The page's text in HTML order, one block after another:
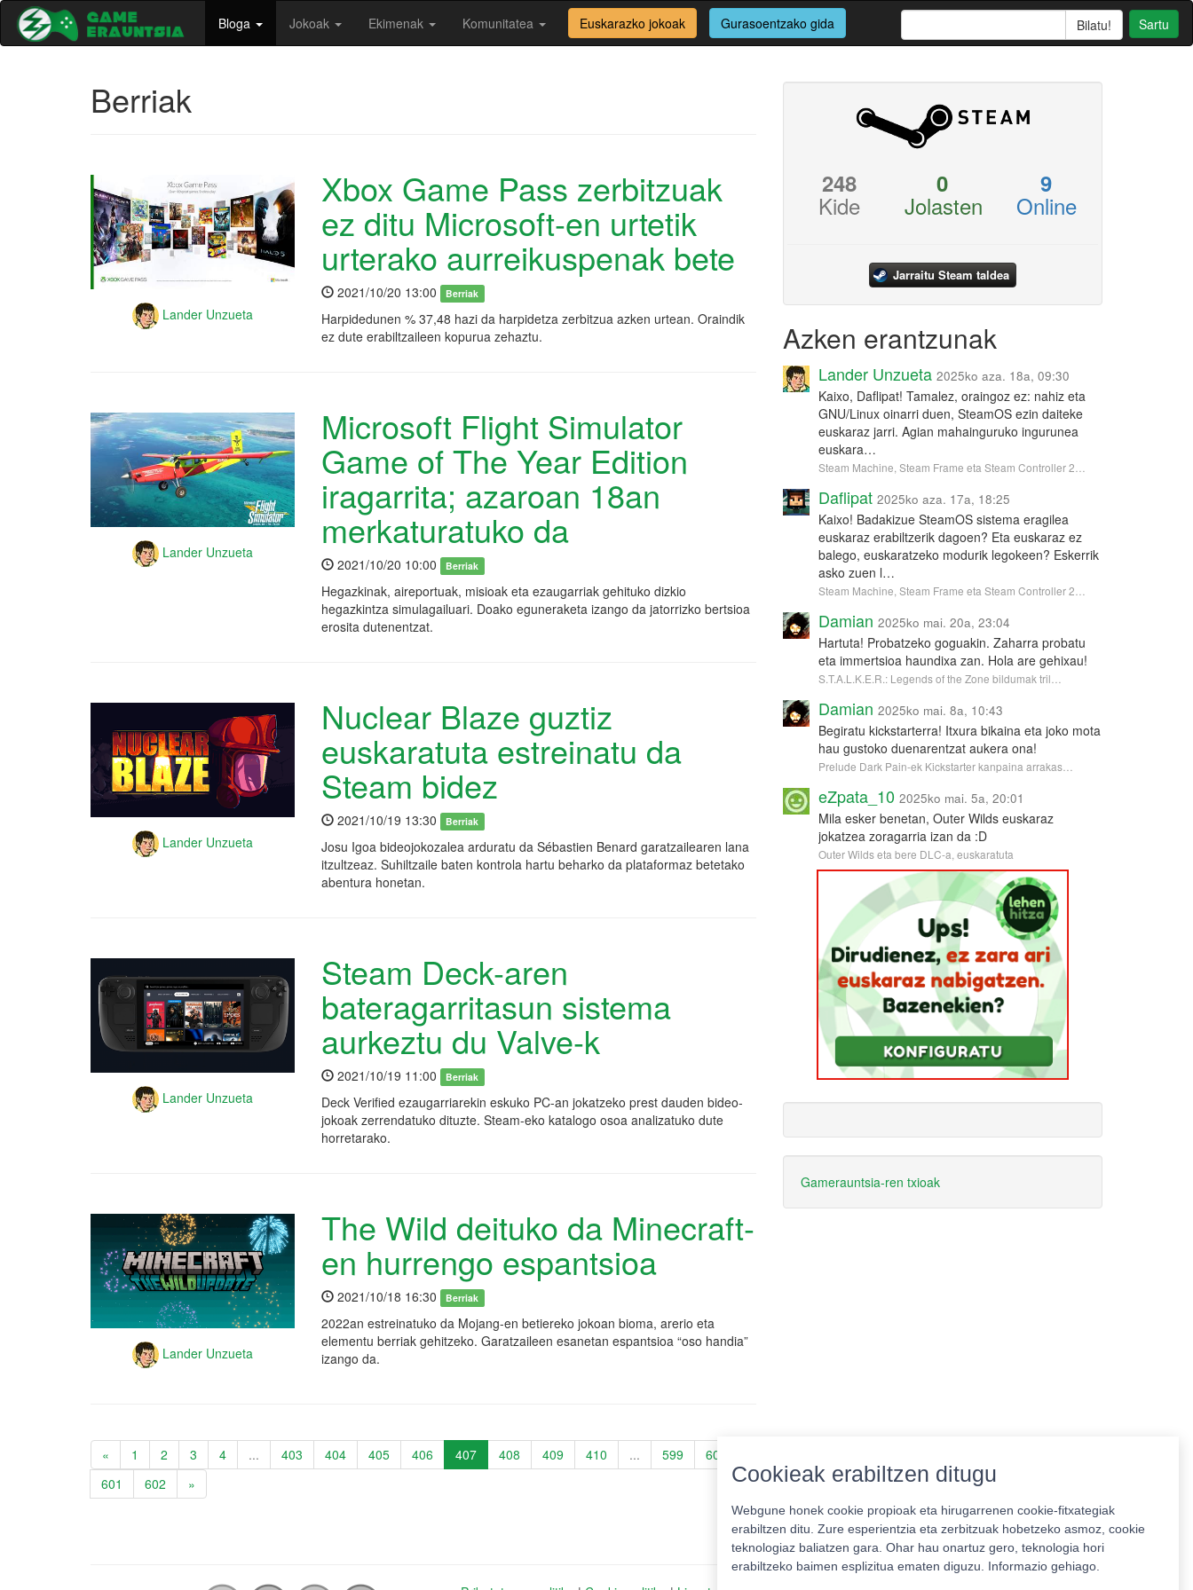
Bloga Jokoak Ekimenak Komunitatea Euskarazko jokoak Gurasoentzako gida Sartu
Berriak
Lander Unzueta
Xbox Game Pass zerbitzuak
ez ditu Microsoft-en urtetik
urterako aurreikuspenak bete
2021/10/20 13:00 Berriak
Harpidedunen % 37,48 hazi da harpidetza zerbitzua azken urtean. Oraindik
ez dute erabiltzaileen kopurua zehaztu.
Lander Unzueta
Microsoft Flight Simulator
Game of The Year Edition
iragarrita; azaroan 18an
merkaturatuko da
2021/10/20 10:00 Berriak
Hegazkinak, aireportuak, misioak eta ezaugarriak gehituko dizkio
hegazkintza simulagailuari. Doako eguneraketa izango da jatorrizko bertsioa
erosita dutenentzat.
Lander Unzueta
Nuclear Blaze guztiz
euskaratuta estreinatu da
Steam bidez
2021/10/19 13:30 Berriak
Josu Igoa bideojokozalea arduratu da Sébastien Benard garatzailearen lana
itzultzeaz. Suhiltzaile baten kontrola hartu beharko da plataformaz betetako
abentura honetan.
Lander Unzueta
Steam Deck-aren
bateragarritasun sistema
aurkeztu du Valve-k
2021/10/19 11:00 Berriak
Deck Verified ezaugarriarekin eskuko PC-an jokatzeko prest dauden bideo-
jokoak zerrendatuko dituzte. Steam-eko katalogo osoa analizatuko dute
horretarako.
Lander Unzueta
The Wild deituko da Minecraft-
en hurrengo espantsioa
2021/10/18 16:30 Berriak
2022an estreinatuko da Mojang-en betiereko jokoan bioma, arerio eta
elementu berriak gehitzeko. Garatzaileen esanetan espantsioa “oso handia”
izango da.
« 1 2 3 4 ... 403 404 405 406 407 408 409 410 ... 599
600
601
602 »
248
Kide
0
Jolasten
9
Online
Jarraitu Steam taldea
Azken erantzunak
Lander Unzueta 2025ko aza. 18a, 09:30
Kaixo, Daflipat! Tamalez, oraingoz ez: nahiz eta
GNU/Linux oinarri duen, SteamOS ezin daiteke
euskaraz jarri. Agian mahainguruko ingurunea
euskara…
Steam Machine, Steam Frame eta Steam Controller 2…
Daflipat 2025ko aza. 17a, 18:25
Kaixo! Badakizue SteamOS sistema eragilea
euskaraz erabiltzerik dagoen? Eta euskaraz ez
balego, euskaratzeko modurik legokeen? Eskerrik
asko zuen l…
Steam Machine, Steam Frame eta Steam Controller 2…
Damian 2025ko mai. 20a, 23:04
Hartuta! Probatzeko goguakin. Zaharra probatu
eta immertsioa haundixa zan. Hola are gehixau!
S.T.A.L.K.E.R.: Legends of the Zone bildumak tril…
Damian 2025ko mai. 8a, 10:43
Begiratu kickstarterra! Itxura bikaina eta joko mota
hau gustoko duenarentzat aukera ona!
Prelude Dark Pain-ek Kickstarter kanpaina arrakas…
eZpata_10 2025ko mai. 5a, 20:01
Mila esker benetan, Outer Wilds euskaraz
jokatzea zoragarria izan da :D
Outer Wilds eta bere DLC-a, euskaratuta
Gamerauntsia-ren txioak
Cookieak erabiltzen ditugu
Webgune honek cookie propioak eta hirugarrenen cookie-fitxategiak
erabiltzen ditu. Zure esperientzia eta zerbitzuak hobetzeko asmoz, cookie
teknologiaz baliatzen gara. Ohar hau onartuz gero, teknologia hori
erabiltzeko baimen esplizitua ematen diguzu. Informazio gehiago.